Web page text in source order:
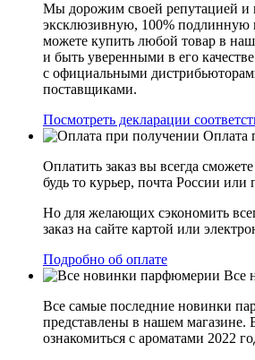
Мы дорожим своей репутацией и
эксклюзивную, 100%
можете купить любой товар в
и быть уверенными в его
с официальными
поставщиками.
Посмотреть декларации
Оплата
Оплатить заказ вы всегда
будь то курьер, почта России или
Но для желающих сэкономить
заказ на сайте картой или
Подробно об оплате
Все
Все самые последние новинки
представлены в нашем магазине.
ознакомиться с ароматами 2022